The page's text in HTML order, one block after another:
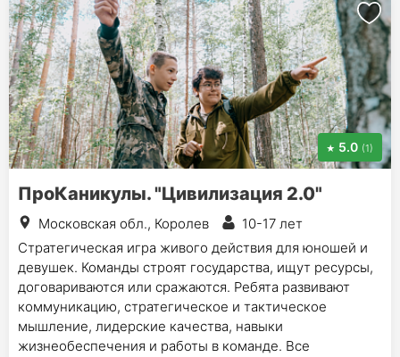
5.0 (1)
ПроКаникулы. "Цивилизация 2.0"
Московская обл., Королев
10-17 лет
Стратегическая игра живого действия для юношей и
девушек. Команды строят государства, ищут ресурсы,
договариваются или сражаются. Ребята развивают
коммуникацию, стратегическое и тактическое
мышление, лидерские качества, навыки
жизнеобеспечения и работы в команде. Все